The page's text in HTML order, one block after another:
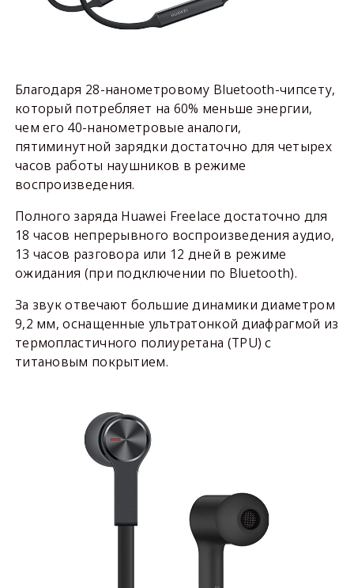
Благодаря 28-нанометровому Bluetooth-чипсету,
который потребляет на 60% меньше энергии,
чем его 40-нанометровые аналоги,
пятиминутной зарядки достаточно для четырех
часов работы наушников в режиме
воспроизведения.
Полного заряда Huawei Freelace достаточно для
18 часов непрерывного воспроизведения аудио,
13 часов разговора или 12 дней в режиме
ожидания (при подключении по Bluetooth).
За звук отвечают большие динамики диаметром
9,2 мм, оснащенные ультратонкой диафрагмой из
термопластичного полиуретана (TPU) с
титановым покрытием.